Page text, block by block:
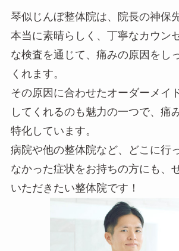
琴似じんぼ整体院は、院長の神保
本当に素晴らしく、丁寧なカウン
な検査を通じて、痛みの原因をし
くれます。
その原因に合わせたオーダーメイ
してくれるのも魅力の一つで、痛
特化しています。
病院や他の整体院など、どこに行
なかった症状をお持ちの方にも、
いただきたい整体院です！